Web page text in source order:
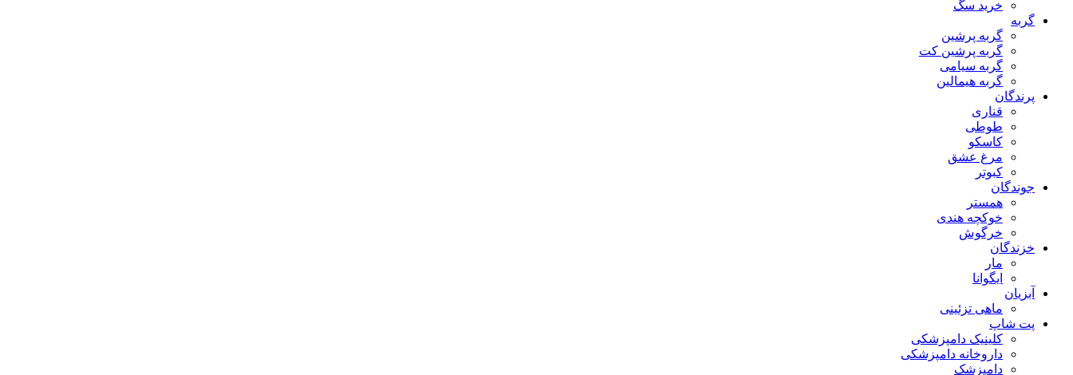
خرید سگ
گربه
گربه پرشین
گربه پرشین کت
گربه سیامی
گربه هیمالین
پرندگان
قناری
طوطی
کاسکو
مرغ عشق
کبوتر
جوندگان
همستر
خوکچه هندی
خرگوش
خزندگان
مار
ایگوانا
آبزیان
ماهی تزئینی
پت شاپ
کلینیک دامپزشکی
داروخانه دامپزشکی
دامپزشک